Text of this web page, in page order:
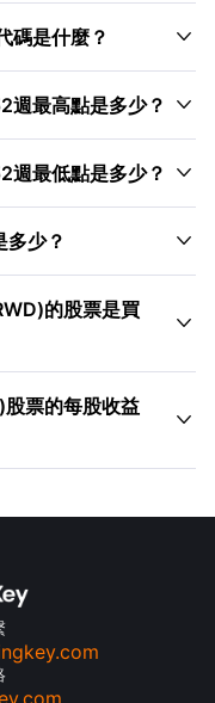
碼是什麼？ 
最高點是多少？ 
最低點是多少？ 
少？ 
的股票是買

票的每股收益
